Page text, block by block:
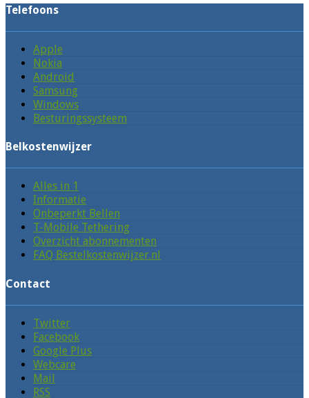
Telefoons
Apple
Nokia
Android
Samsung
Windows
Besturingssysteem
Belkostenwijzer
Alles in 1
Informatie
Onbeperkt Bellen
T-Mobile Tethering
Overzicht abonnementen
FAQ Bestelkostenwijzer.nl
Contact
Twitter
Facebook
Google Plus
Webcare
Mail
RSS